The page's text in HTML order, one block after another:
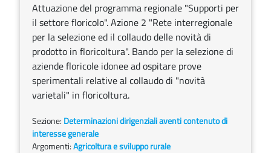
Attuazione del programma regionale "Supporti per
il settore floricolo". Azione 2 "Rete interregionale
per la selezione ed il collaudo delle novità di
prodotto in floricoltura". Bando per la selezione di
aziende floricole idonee ad ospitare prove
sperimentali relative al collaudo di "novità
varietali" in floricoltura.
Sezione: Determinazioni dirigenziali aventi contenuto di
interesse generale
Argomenti:Agricoltura e sviluppo rurale